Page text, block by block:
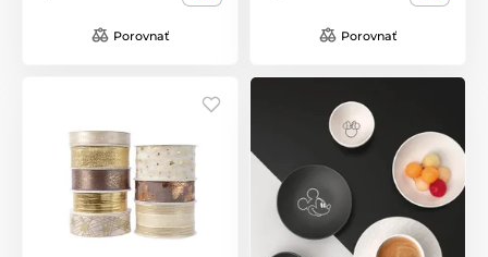
Porovnať Porovnať